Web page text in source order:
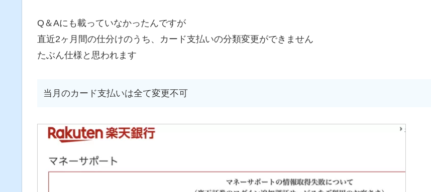
Q＆Aにも載っていなかったんですが
直近2ヶ月間の仕分けのうち、カード支払いの分類変更ができません
たぶん仕様と思われます
当月のカード支払いは全て変更不可